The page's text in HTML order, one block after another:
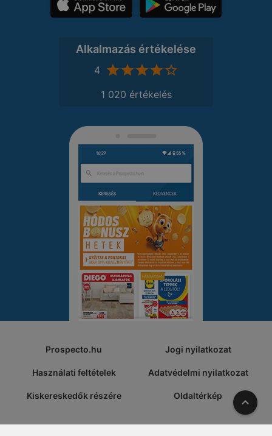
Alkalmazás értékelése
4
1 020 értékelés
Prospecto.hu Jogi nyilatkozat
Használati feltételek Adatvédelmi nyilatkozat
Kiskereskedők részére Oldaltérkép A